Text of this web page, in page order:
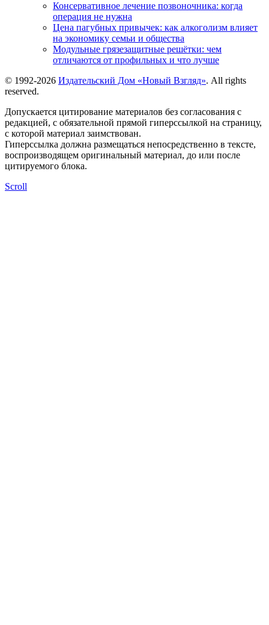
Консервативное лечение позвоночника: когда
операция не нужна
Цена пагубных привычек: как алкоголизм влияет
на экономику семьи и общества
Модульные грязезащитные решётки: чем
отличаются от профильных и что лучше
© 1992-2026 Издательский Дом «Новый Взгляд». All rights
reserved.
Допускается цитирование материалов без согласования с
редакцией, с обязательной прямой гиперссылкой на страницу,
с которой материал заимствован.
Гиперссылка должна размещаться непосредственно в тексте,
воспроизводящем оригинальный материал, до или после
цитируемого блока.
Scroll